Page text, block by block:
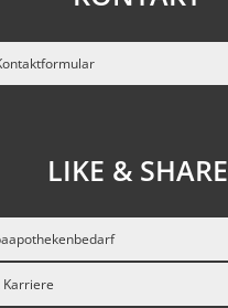
LIKE & SHARE
Karriere